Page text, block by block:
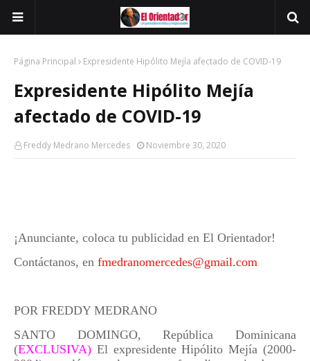
Página Principal Expresidente Hipólito Mejía afectado de COVID-19
Expresidente Hipólito Mejía
afectado de COVID-19
Freddy Medrano Mercedes Noviembre 30, 2020
¡Anunciante, coloca tu publicidad en El Orientador!
Contáctanos, en fmedranomercedes@gmail.com
POR FREDDY MEDRANO
SANTO DOMINGO, República Dominicana
(EXCLUSIVA) El expresidente Hipólito Mejía (2000-